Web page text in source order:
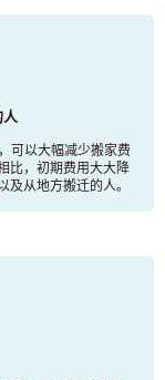
可以大幅减少搬家费
比，初期费用大大降
从地方搬迁的人。